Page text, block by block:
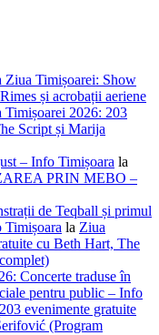
Ziua Timișoarei: Show
și acrobații aeriene
Timișoarei 2026: 203
Script și Marija
– Info Timișoara la
PRIN MEBO –
de Teqball și primul
la Ziua
cu Beth Hart, The
Concerte traduse în
pentru public – Info
evenimente gratuite
(Program